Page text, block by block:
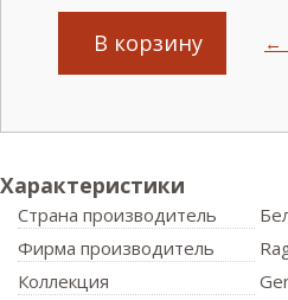
В корзину ←
Характеристики
Страна производитель
Фирма производитель
Коллекция